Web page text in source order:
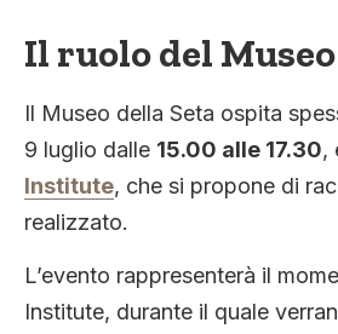
Il ruolo del
Il Museo della Seta ospita
9 luglio dalle 15.00 alle 17.30,
Institute, che si propone di
realizzato.
L’evento rappresenterà il
Institute, durante il quale